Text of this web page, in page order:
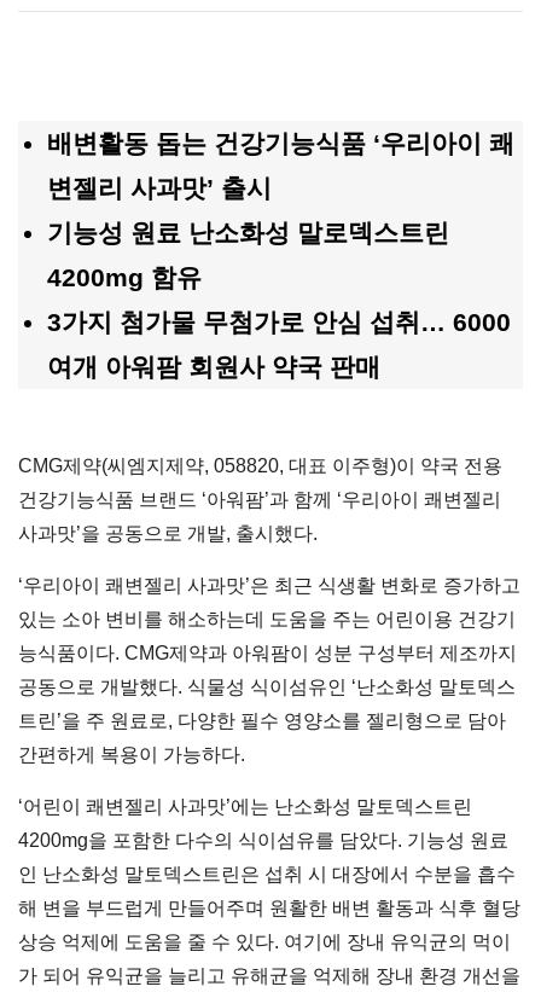
배변활동 돕는 건강기능식품 ‘우리아이 쾌
변젤리 사과맛’ 출시
기능성 원료 난소화성 말로덱스트린
4200mg 함유
3가지 첨가물 무첨가로 안심 섭취… 6000
여개 아워팜 회원사 약국 판매
CMG제약(씨엠지제약, 058820, 대표 이주형)이 약국 전용
건강기능식품 브랜드 ‘아워팜’과 함께 ‘우리아이 쾌변젤리
사과맛’을 공동으로 개발, 출시했다.
‘우리아이 쾌변젤리 사과맛’은 최근 식생활 변화로 증가하고
있는 소아 변비를 해소하는데 도움을 주는 어린이용 건강기
능식품이다. CMG제약과 아워팜이 성분 구성부터 제조까지
공동으로 개발했다. 식물성 식이섬유인 ‘난소화성 말토덱스
트린’을 주 원료로, 다양한 필수 영양소를 젤리형으로 담아
간편하게 복용이 가능하다.
‘어린이 쾌변젤리 사과맛’에는 난소화성 말토덱스트린
4200mg을 포함한 다수의 식이섬유를 담았다. 기능성 원료
인 난소화성 말토덱스트린은 섭취 시 대장에서 수분을 흡수
해 변을 부드럽게 만들어주며 원활한 배변 활동과 식후 혈당
상승 억제에 도움을 줄 수 있다. 여기에 장내 유익균의 먹이
가 되어 유익균을 늘리고 유해균을 억제해 장내 환경 개선을